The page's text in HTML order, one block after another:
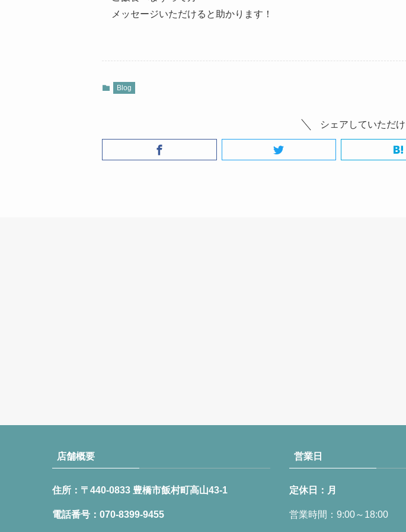
メッセージいただけると助かります！
Blog
シェアしていただ
店舗概要
住所：〒440-0833 豊橋市飯村町高山43-1
電話番号：070-8399-9455
営業日
定休日：月
営業時間：9:00～18:00